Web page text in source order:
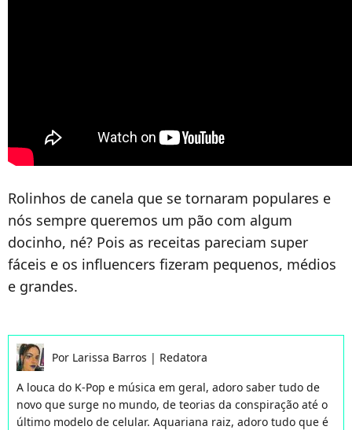
Rolinhos de canela que se tornaram populares e
nós sempre queremos um pão com algum
docinho, né? Pois as receitas pareciam super
fáceis e os influencers fizeram pequenos, médios
e grandes.
Por Larissa Barros | Redatora
A louca do K-Pop e música em geral, adoro saber tudo de
novo que surge no mundo, de teorias da conspiração até o
último modelo de celular. Aquariana raiz, adoro tudo que é